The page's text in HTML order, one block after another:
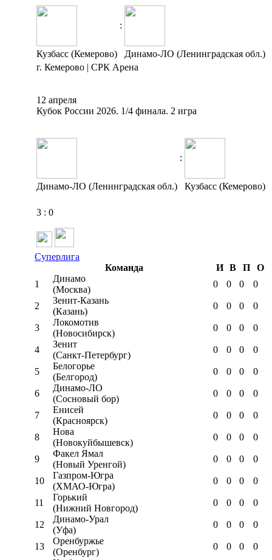
:
Кузбасс (Кемерово)
Динамо-ЛО (Ленинградская обл.)
г. Кемерово | СРК Арена
12 апреля
Кубок России 2026. 1/4 финала. 2 игра
:
Динамо-ЛО (Ленинградская обл.) Кузбасс (Кемерово)
3 : 0
Суперлига
Команда
И В П
О
1
Динамо
(Москва)
0 0 0 0
2
Зенит-Казань
(Казань)
0 0 0 0
3
Локомотив
(Новосибирск)
0 0 0 0
4
Зенит
(Санкт-Петербург)
0 0 0 0
5
Белогорье
(Белгород)
0 0 0 0
6
Динамо-ЛО
(Сосновый бор)
0 0 0 0
7
Енисей
(Красноярск)
0 0 0 0
8
Нова
(Новокуйбышевск)
0 0 0 0
9
Факел Ямал
(Новый Уренгой)
0 0 0 0
10
Газпром-Югра
(ХМАО-Югра)
0 0 0 0
11
Горький
(Нижний Новгород)
0 0 0 0
12
Динамо-Урал
(Уфа)
0 0 0 0
13
Оренбуржье
(Оренбург)
0 0 0 0